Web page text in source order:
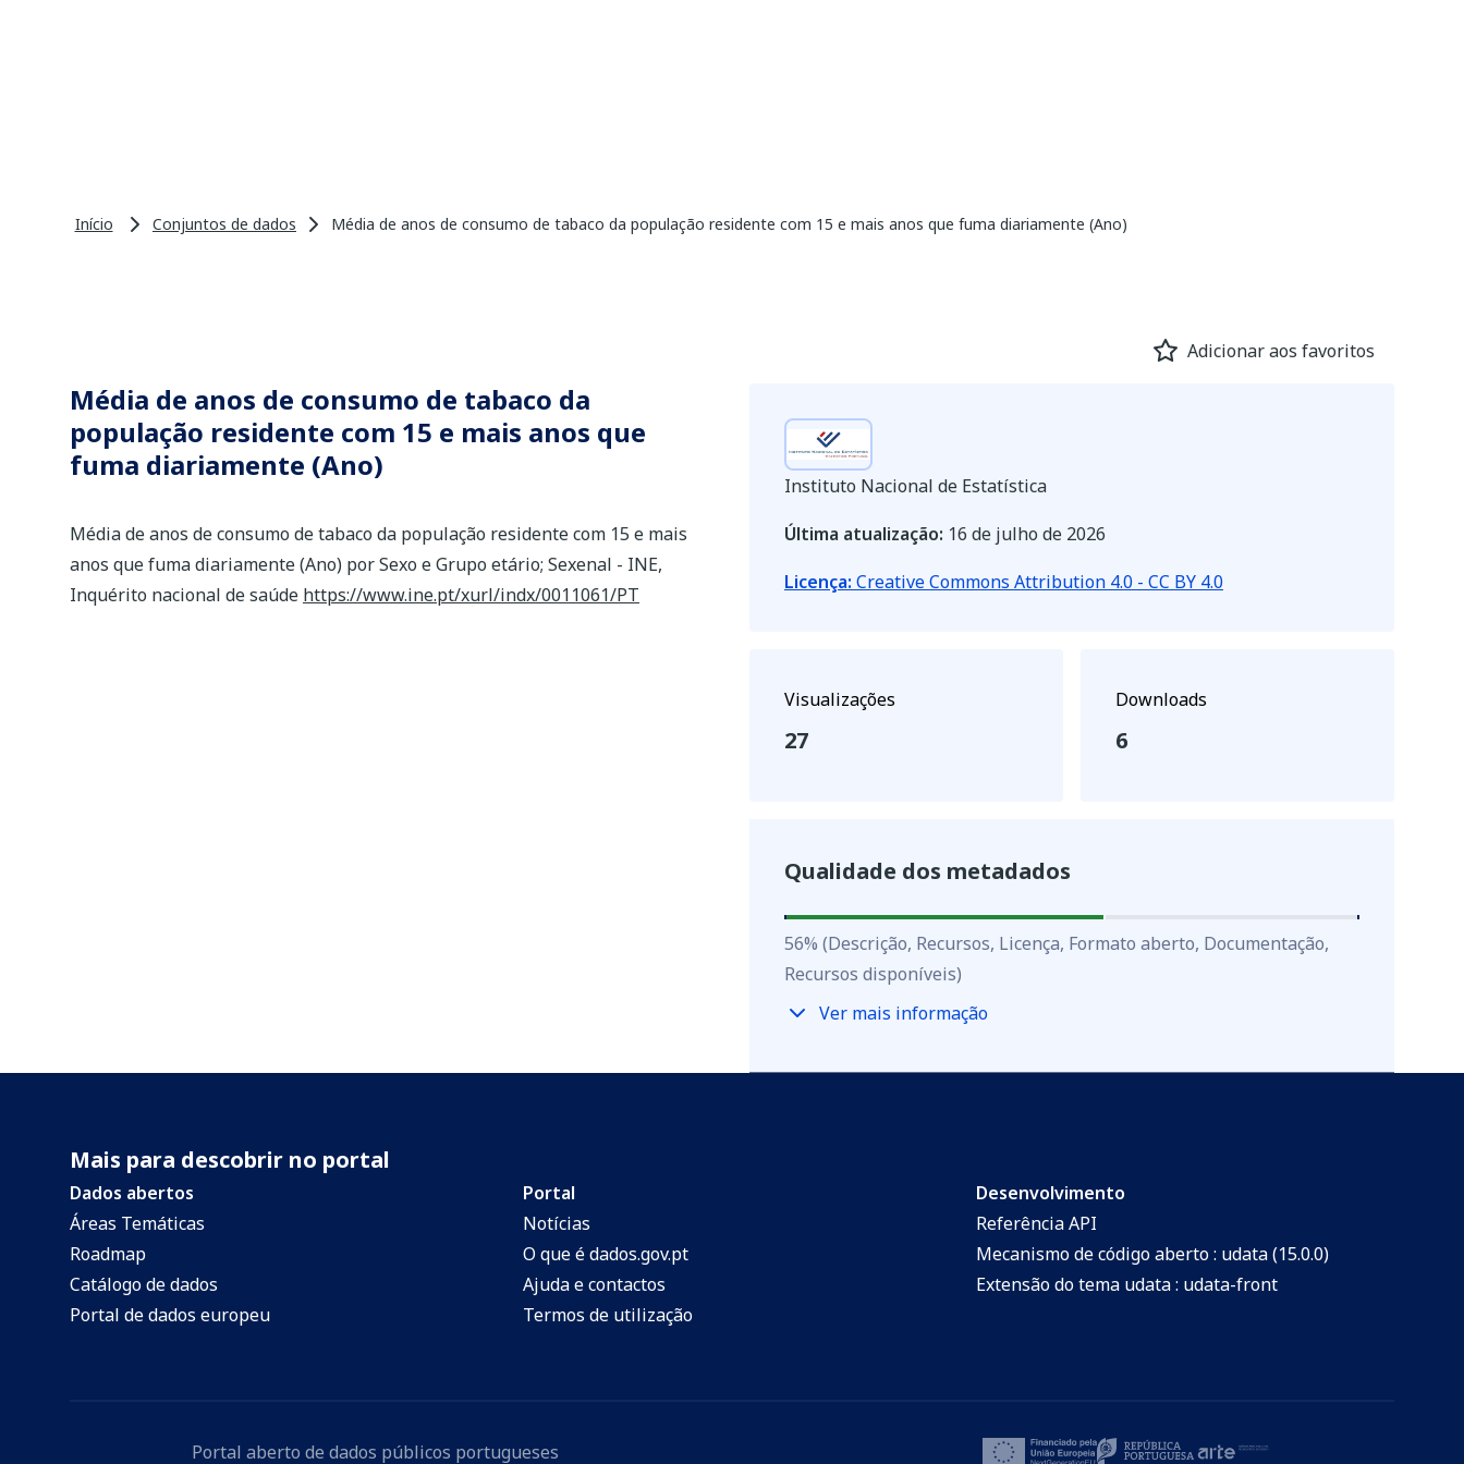
Início Conjuntos de dados Média de anos de consumo de tabaco da população residente com 15 e mais anos que fuma diariamente (Ano)
Adicionar aos favoritos
Média de anos de consumo de tabaco da
população residente com 15 e mais anos que
fuma diariamente (Ano)
Média de anos de consumo de tabaco da população residente com 15 e mais
anos que fuma diariamente (Ano) por Sexo e Grupo etário; Sexenal - INE,
Inquérito nacional de saúde https://www.ine.pt/xurl/indx/0011061/PT
Instituto Nacional de Estatística
Última atualização: 16 de julho de 2026
Licença: Creative Commons Attribution 4.0 - CC BY 4.0
Visualizações
27
Downloads
6
Qualidade dos metadados
56%
56% (Descrição, Recursos, Licença, Formato aberto, Documentação,
Recursos disponíveis)
Ver mais informação
Mais para descobrir no portal
Dados abertos
Áreas Temáticas
Roadmap
Catálogo de dados
Portal de dados europeu
Portal
Notícias
O que é dados.gov.pt
Ajuda e contactos
Termos de utilização
Desenvolvimento
Referência API
Mecanismo de código aberto : udata (15.0.0)
Extensão do tema udata : udata-front
Portal aberto de dados públicos portugueses